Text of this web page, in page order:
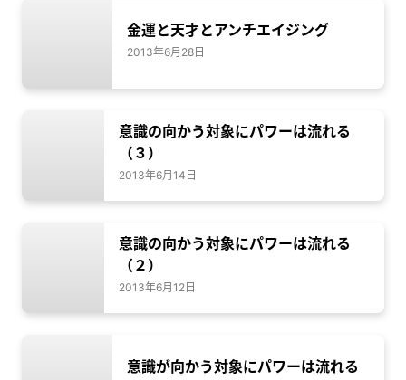
金運と天才とアンチエイジング
2013年6月28日
意識の向かう対象にパワーは流れる
（３）
2013年6月14日
意識の向かう対象にパワーは流れる
（２）
2013年6月12日
意識が向かう対象にパワーは流れる